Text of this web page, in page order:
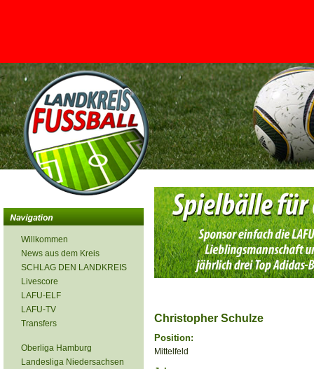
<
Willkommen
News aus dem Kreis
SCHLAG DEN LANDKREIS
Livescore
LAFU-ELF
LAFU-TV
Transfers
Oberliga Hamburg
Landesliga Niedersachsen
Christopher Schulze
Position:
Mittelfeld